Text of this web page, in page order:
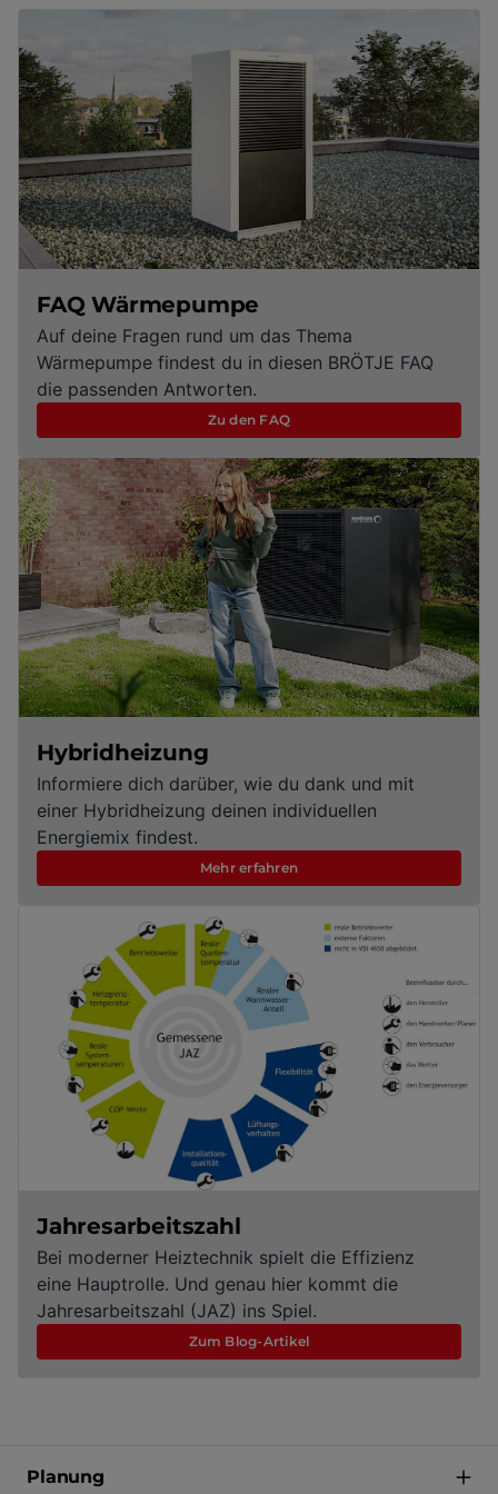
FAQ Wärmepumpe
Auf deine Fragen rund um das Thema
Wärmepumpe findest du in diesen BRÖTJE FAQ
die passenden Antworten.
Zu den FAQ
Hybridheizung
Informiere dich darüber, wie du dank und mit
einer Hybridheizung deinen individuellen
Energiemix findest.
Mehr erfahren
Jahresarbeitszahl
Bei moderner Heiztechnik spielt die Effizienz
eine Hauptrolle. Und genau hier kommt die
Jahresarbeitszahl (JAZ) ins Spiel.
Zum Blog-Artikel
Planung